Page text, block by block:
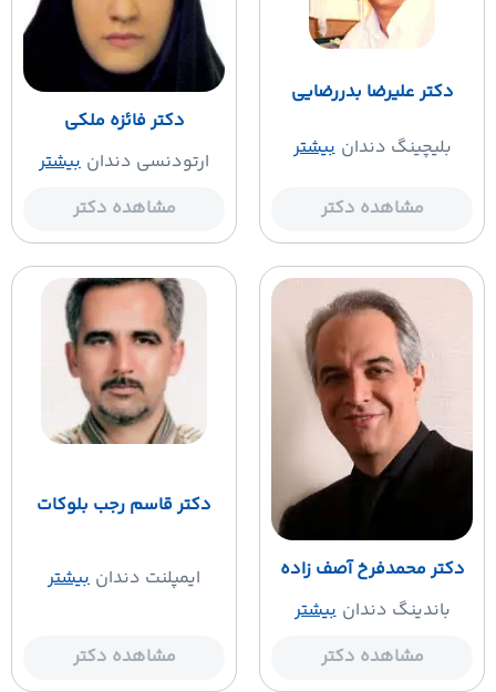
دکتر علیرضا بدررضایی
بلیچینگ دندان بیشتر
مشاهده دکتر
دکتر فائزه ملکی
ارتودنسی دندان بیشتر
مشاهده دکتر
دکتر محمدفرخ آصف زاده
باندینگ دندان بیشتر
مشاهده دکتر
دکتر قاسم رجب بلوکات
ایمپلنت دندان بیشتر
مشاهده دکتر